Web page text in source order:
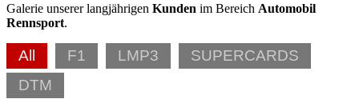
Galerie unserer langjährigen Kunden im Bereich Automobil
Rennsport.
All F1 LMP3
SUPERCARDS
DTM